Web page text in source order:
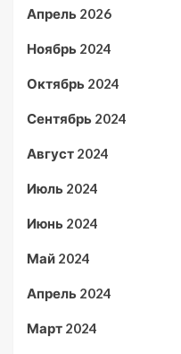
Апрель 2026
Ноябрь 2024
Октябрь 2024
Сентябрь 2024
Август 2024
Июль 2024
Июнь 2024
Май 2024
Апрель 2024
Март 2024